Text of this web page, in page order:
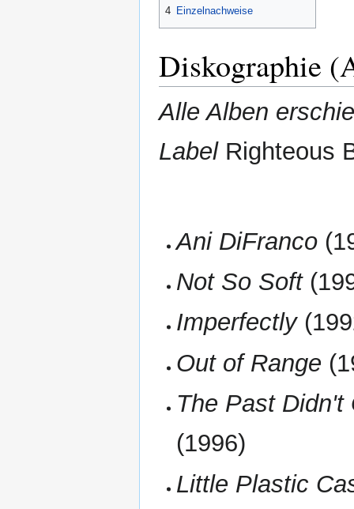
4 Einzelnachweise
Diskographie
Alle Alben
LabelRighteous
Ani DiFranco
Not So Soft
Imperfectly
Out of Range
The Past Didn't
(1996)
Little Plastic